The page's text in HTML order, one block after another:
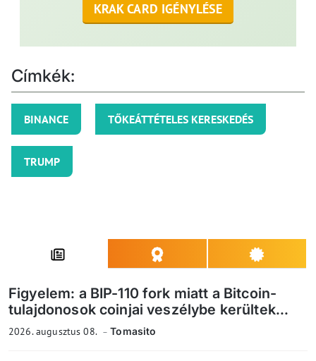
KRAK CARD IGÉNYLÉSE
Címkék:
BINANCE TŐKEÁTTÉTELES KERESKEDÉS
TRUMP
Figyelem: a BIP-110 fork miatt a Bitcoin-
tulajdonosok coinjai veszélybe kerültek...
2026. augusztus 08. Tomasito